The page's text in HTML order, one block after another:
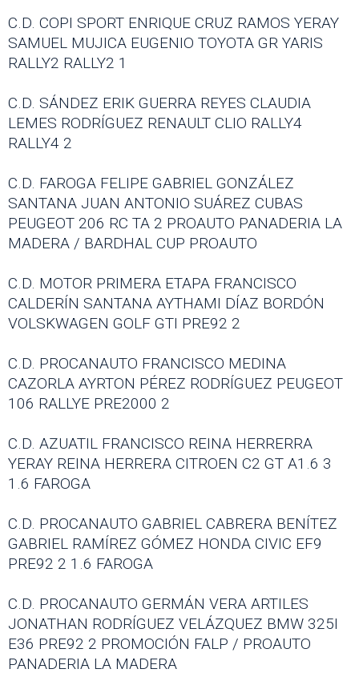
C.D. COPI SPORT ENRIQUE CRUZ RAMOS YERAY
SAMUEL MUJICA EUGENIO TOYOTA GR YARIS
RALLY2 RALLY2 1
C.D. SÁNDEZ ERIK GUERRA REYES CLAUDIA
LEMES RODRÍGUEZ RENAULT CLIO RALLY4
RALLY4 2
C.D. FAROGA FELIPE GABRIEL GONZÁLEZ
SANTANA JUAN ANTONIO SUÁREZ CUBAS
PEUGEOT 206 RC TA 2 PROAUTO PANADERIA LA
MADERA / BARDHAL CUP PROAUTO
C.D. MOTOR PRIMERA ETAPA FRANCISCO
CALDERÍN SANTANA AYTHAMI DÍAZ BORDÓN
VOLSKWAGEN GOLF GTI PRE92 2
C.D. PROCANAUTO FRANCISCO MEDINA
CAZORLA AYRTON PÉREZ RODRÍGUEZ PEUGEOT
106 RALLYE PRE2000 2
C.D. AZUATIL FRANCISCO REINA HERRERRA
YERAY REINA HERRERA CITROEN C2 GT A1.6 3
1.6 FAROGA
C.D. PROCANAUTO GABRIEL CABRERA BENÍTEZ
GABRIEL RAMÍREZ GÓMEZ HONDA CIVIC EF9
PRE92 2 1.6 FAROGA
C.D. PROCANAUTO GERMÁN VERA ARTILES
JONATHAN RODRÍGUEZ VELÁZQUEZ BMW 325I
E36 PRE92 2 PROMOCIÓN FALP / PROAUTO
PANADERIA LA MADERA